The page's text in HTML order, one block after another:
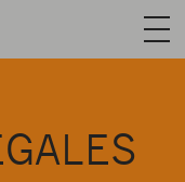
ÁREAS